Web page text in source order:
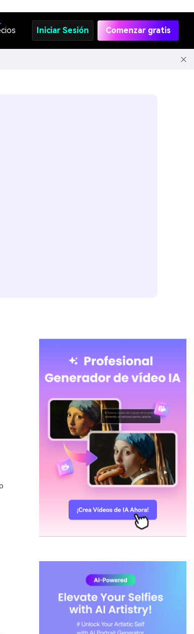
Iniciar Sesión Comenzar gratis